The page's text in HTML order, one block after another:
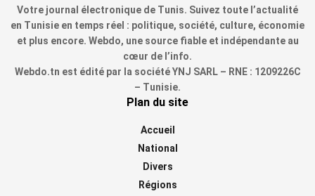
Votre journal électronique de Tunis. Suivez toute l’actualité
en Tunisie en temps réel : politique, société, culture, économie
et plus encore. Webdo, une source fiable et indépendante au
cœur de l’info.
Webdo.tn est édité par la société YNJ SARL – RNE : 1209226C
– Tunisie.
Plan du site
Accueil
National
Divers
Régions